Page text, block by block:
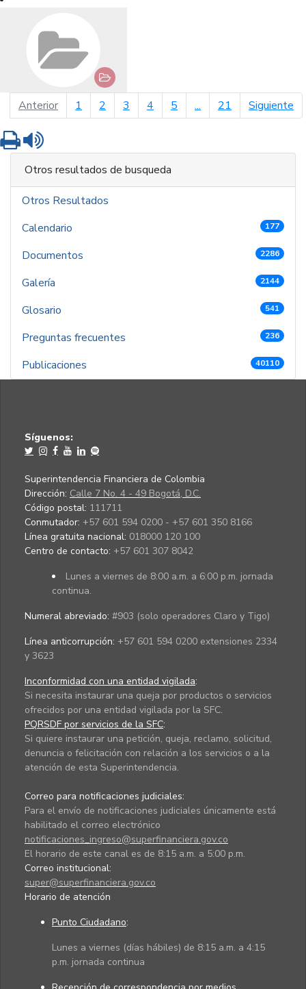
Anteriorpágina anterior
1 2 3 4 5 ... 21 Siguiente
Imprimir
Otros resultados de busqueda
Otros Resultados
Calendario
177
Documentos 2286
Galería 2144
Glosario 541
Preguntas frecuentes 236
Publicaciones 40110
Síguenos:
Superintendencia Financiera de Colombia
Dirección: Calle 7 No. 4 - 49 Bogotá, D.C.
Código postal: 111711
Conmutador: +57 601 594 0200 - +57 601 350 8166
Línea gratuita nacional: 018000 120 100
Centro de contacto: +57 601 307 8042
Lunes a viernes de 8:00 a.m. a 6:00 p.m. jornada
continua.
Numeral abreviado: #903 (solo operadores Claro y Tigo)
Línea anticorrupción: +57 601 594 0200 extensiones 2334
y 3623
Inconformidad con una entidad vigilada:
Si necesita instaurar una queja por productos o servicios
ofrecidos por una entidad vigilada por la SFC.
PQRSDF por servicios de la SFC:
Si quiere instaurar una petición, queja, reclamo, solicitud,
denuncia o felicitación con relación a los servicios o a la
atención de esta Superintendencia.
Correo para notificaciones judiciales:
Para el envío de notificaciones judiciales únicamente está
habilitado el correo electrónico
notificaciones_ingreso@superfinanciera.gov.co
El horario de este canal es de 8:15 a.m. a 5:00 p.m.
Correo institucional:
super@superfinanciera.gov.co
Horario de atención
Punto Ciudadano:
Lunes a viernes (días hábiles) de 8:15 a.m. a 4:15
p.m. jornada continua